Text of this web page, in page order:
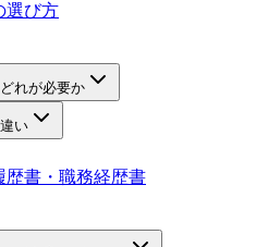
選び方
れが必要か
い
歴書・職務経歴書